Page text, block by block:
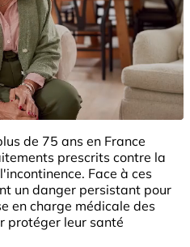
de 75 ans en France
prescrits contre la
Face à ces
un danger persistant pour
en charge médicale des
protéger leur santé